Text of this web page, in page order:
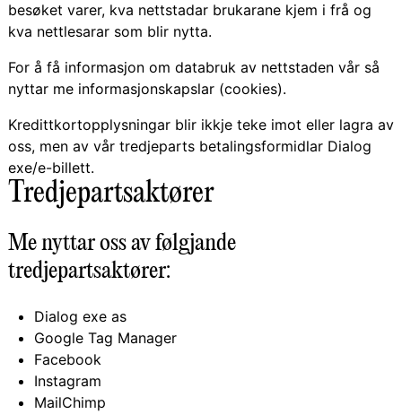
besøket varer, kva nettstadar brukarane kjem i frå og
kva nettlesarar som blir nytta.
For å få informasjon om databruk av nettstaden vår så
nyttar me informasjonskapslar (cookies).
Kredittkortopplysningar blir ikkje teke imot eller lagra av
oss, men av vår tredjeparts betalingsformidlar Dialog
exe/e-billett.
Tredjepartsaktører
Me nyttar oss av følgjande
tredjepartsaktører:
Dialog exe as
Google Tag Manager
Facebook
Instagram
MailChimp